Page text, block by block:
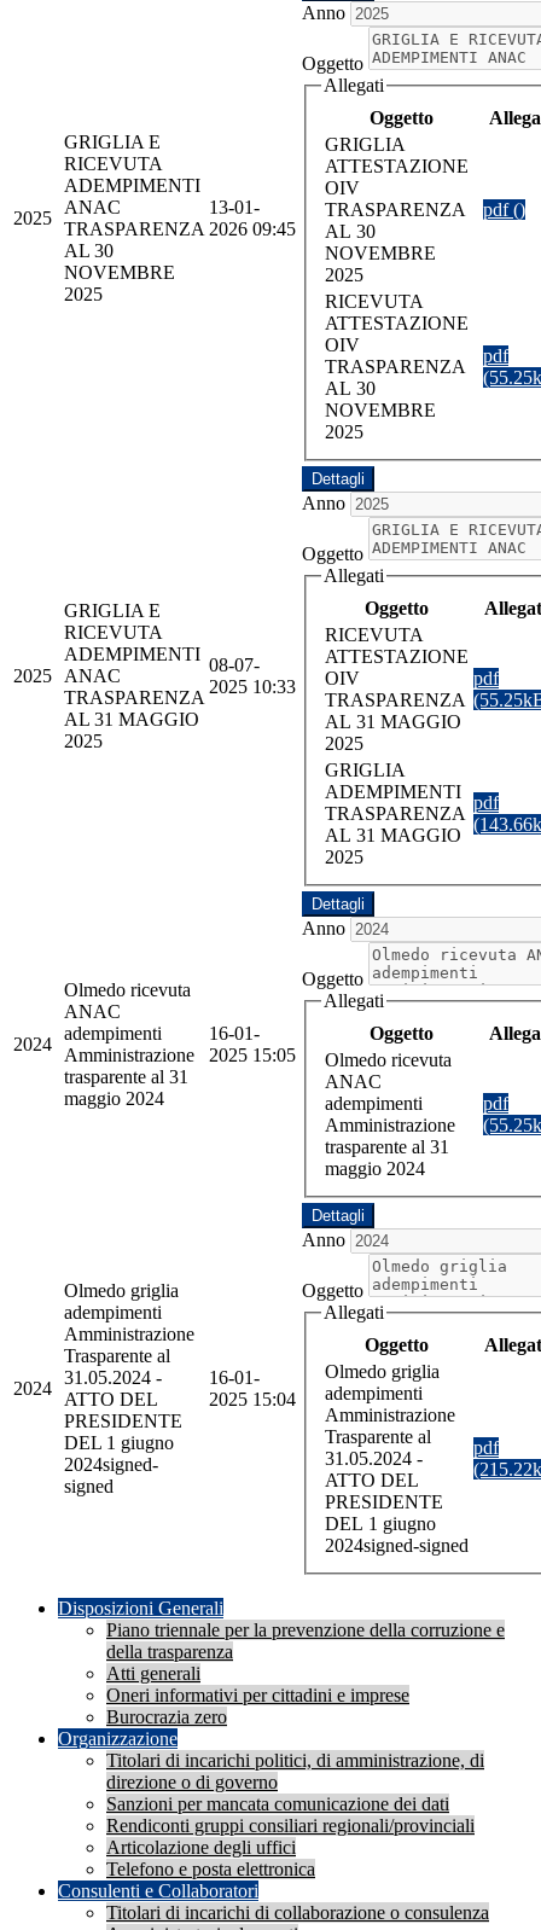
2025
GRIGLIA E
RICEVUTA
ADEMPIMENTI
ANAC
TRASPARENZA
AL 30
NOVEMBRE
2025
13-01-
2026 09:45
Anno
Oggetto
Allegati
Oggetto
GRIGLIA
ATTESTAZIONE
OIV
TRASPARENZA
AL 30
NOVEMBRE
2025
pdf ()
RICEVUTA
ATTESTAZIONE
OIV
TRASPARENZA
AL 30
NOVEMBRE
2025
pdf
2025
GRIGLIA E
RICEVUTA
ADEMPIMENTI
ANAC
TRASPARENZA
AL 31 MAGGIO
2025
08-07-
2025 10:33
Dettagli
Anno
Oggetto
Allegati
Oggetto
RICEVUTA
ATTESTAZIONE
OIV
TRASPARENZA
AL 31 MAGGIO
2025
pdf
GRIGLIA
ADEMPIMENTI
TRASPARENZA
AL 31 MAGGIO
2025
pdf
2024
Olmedo ricevuta
ANAC
adempimenti
Amministrazione
trasparente al 31
maggio 2024
16-01-
2025 15:05
Dettagli
Anno
Oggetto
Allegati
Oggetto
Olmedo ricevuta
ANAC
adempimenti
Amministrazione
trasparente al 31
maggio 2024
pdf
2024
Olmedo griglia
adempimenti
Amministrazione
Trasparente al
31.05.2024 -
ATTO DEL
PRESIDENTE
DEL 1 giugno
2024signed-
signed
16-01-
2025 15:04
Dettagli
Anno
Oggetto
Allegati
Oggetto
Olmedo griglia
adempimenti
Amministrazione
Trasparente al
31.05.2024 -
ATTO DEL
PRESIDENTE
DEL 1 giugno
2024signed-signed
pdf
Disposizioni Generali
Piano triennale per la prevenzione della corruzione e
della trasparenza
Atti generali
Oneri informativi per cittadini e imprese
Burocrazia zero
Organizzazione
Titolari di incarichi politici, di amministrazione, di
direzione o di governo
Sanzioni per mancata comunicazione dei dati
Rendiconti gruppi consiliari regionali/provinciali
Articolazione degli uffici
Telefono e posta elettronica
Consulenti e Collaboratori
Titolari di incarichi di collaborazione o consulenza